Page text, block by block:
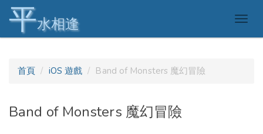
平水相逢
首頁 iOS 遊戲 Band of Monsters 魔幻冒險
Band of Monsters 魔幻冒險